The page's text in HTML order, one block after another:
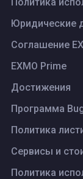
Юридические
Соглашение
EXMO Prime
Достижения
Программа
Политика
Сервисы и
Политика